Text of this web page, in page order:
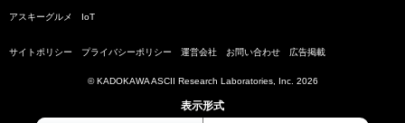
アスキーグルメ IoT
サイトポリシー プライバシーポリシー 運営会社 お問い合わせ 広告掲載
© KADOKAWA ASCII Research Laboratories, Inc. 2026
表示形式